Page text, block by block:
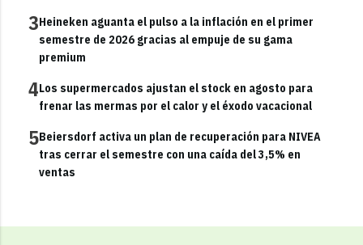
3Heineken aguanta el pulso a la inflación en el primer
semestre de 2026 gracias al empuje de su gama
premium
4Los supermercados ajustan el stock en agosto para
frenar las mermas por el calor y el éxodo vacacional
5Beiersdorf activa un plan de recuperación para NIVEA
tras cerrar el semestre con una caída del 3,5% en
ventas